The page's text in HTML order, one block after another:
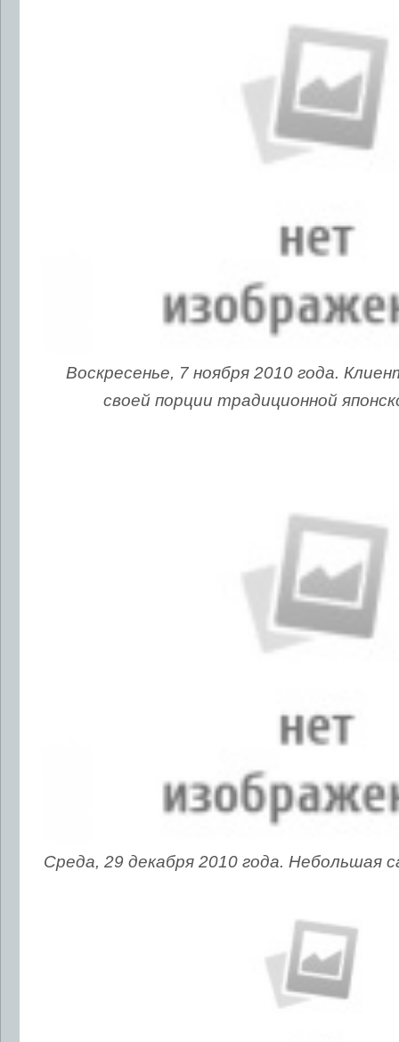
Воскресенье, 7 ноября 2010 года.
своей порции традиционной
Среда, 29 декабря 2010 года. Небольшая